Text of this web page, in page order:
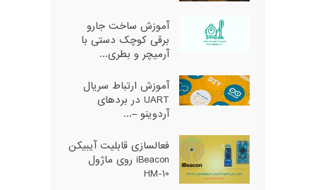
آموزش ساخت جارو
برقی کوچک دستی با
آرمیچر و بطری...
آموزش ارتباط سریال
UART در بردهای
آردوینو –...
فعالسازی قابلیت آیبیکن
iBeacon روی ماژول
HM-10